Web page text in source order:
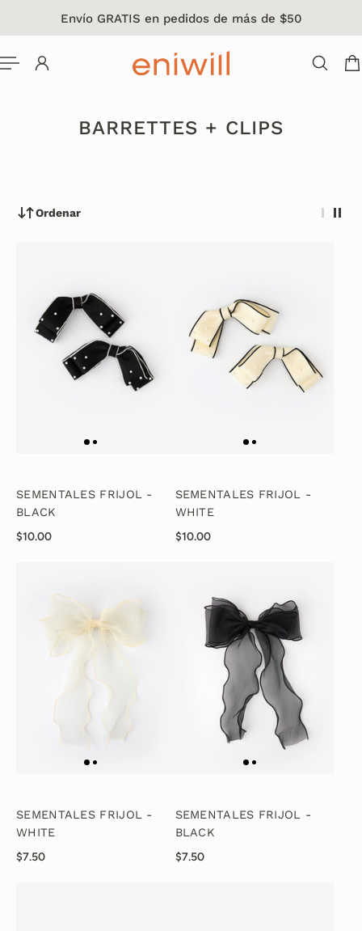
CONTENIDOEnvío GRATIS en pedidos de más de $50
BARRETTES + CLIPS
Ordenar
SEMENTALES FRIJOL -
BLACK
$10.00
SEMENTALES FRIJOL -
WHITE
$10.00
SEMENTALES FRIJOL -
WHITE
$7.50
SEMENTALES FRIJOL -
BLACK
$7.50